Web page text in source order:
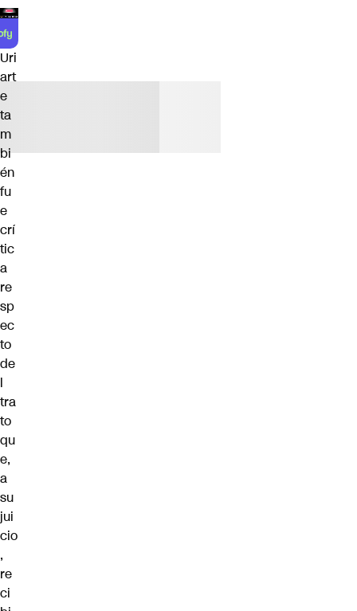
Uri
art
e
ta
m
bi
én
fu
e
crí
tic
a
re
sp
ec
to
de
l
tra
to
qu
e,
a
su
jui
cio
,
re
ci